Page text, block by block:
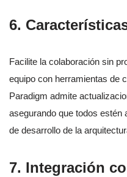
6.
Facilite la colaboración sin
equipo con herramientas de
Paradigm admite
asegurando que todos estén
de desarrollo de la
7. Integración